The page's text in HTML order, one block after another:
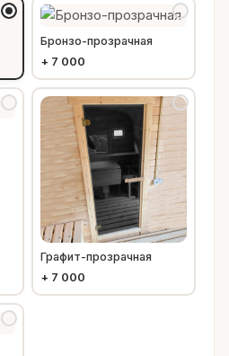
Бронзо-прозрачная
+ 7 000
Графит-прозрачная
+ 7 000